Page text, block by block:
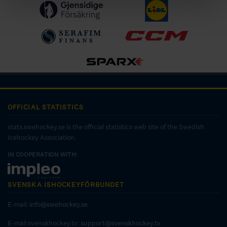
OFFICIAL STATISTICS
stats.swehockey.se is the official statistics web site of the Swedish
Icehockey Association.
IN COOPERATION WITH:
SVENSKA ISHOCKEYFÖRBUNDET
E-mail: info@swehockey.se
E-mail:svenskhockey.tv: support@svenskhockey.tv